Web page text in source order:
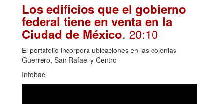
Los edificios que el gobierno
federal tiene en venta en la
Ciudad de México. 20:10
El portafolio incorpora ubicaciones en las colonias
Guerrero, San Rafael y Centro
Infobae